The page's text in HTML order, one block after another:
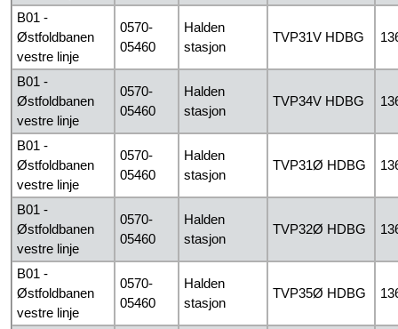
B01 -
Østfoldbanen
vestre linje
0570-
05460
Halden
stasjon
TVP31V HDBG
B01 -
Østfoldbanen
vestre linje
0570-
05460
Halden
stasjon
TVP34V HDBG
B01 -
Østfoldbanen
vestre linje
0570-
05460
Halden
stasjon
TVP31Ø HDBG
B01 -
Østfoldbanen
vestre linje
0570-
05460
Halden
stasjon
TVP32Ø HDBG
B01 -
Østfoldbanen
vestre linje
0570-
05460
Halden
stasjon
TVP35Ø HDBG